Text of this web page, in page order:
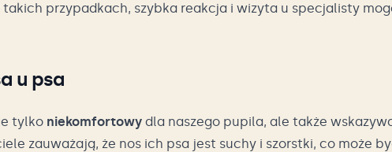
takich przypadkach, szybka reakcja i wizyta u specjalisty
u psa
tylko niekomfortowy dla naszego pupila, ale także
zauważają, że nos ich psa jest suchy i szorstki, co może